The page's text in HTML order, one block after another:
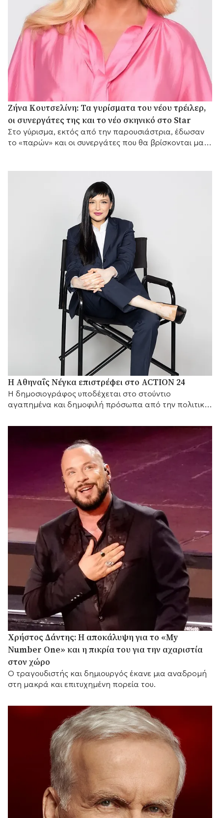
Ζήνα Κουτσελίνη: Τα γυρίσματα του νέου τρέιλερ,
οι συνεργάτες της και το νέο σκηνικό στο Star
Στο γύρισμα, εκτός από την παρουσιάστρια, έδωσαν
το «παρών» και οι συνεργάτες που θα βρίσκονται μαζί
Η Αθηναΐς Νέγκα επιστρέφει στο ACTION 24
H δημοσιογράφος υποδέχεται στο στούντιο
αγαπημένα και δημοφιλή πρόσωπα από την πολιτική
Χρήστος Δάντης: Η αποκάλυψη για το «My
Number One» και η πικρία του για την αχαριστία
στον χώρο
Ο τραγουδιστής και δημιουργός έκανε μια αναδρομή
στη μακρά και επιτυχημένη πορεία του.